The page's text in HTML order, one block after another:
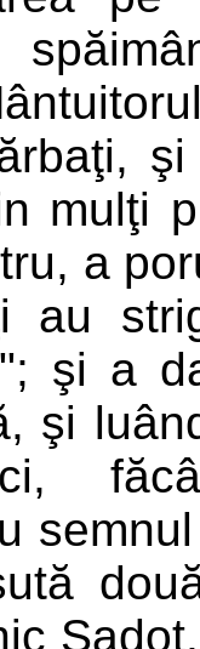
mulţi
a
au
şi a
şi